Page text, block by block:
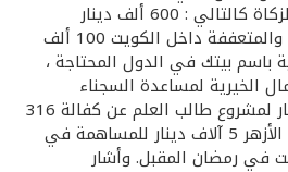
تقديمه سنويا إلى بيت الزكاة كالتالي : 600 ألف دينار
لمساعدة الأسر المحتاجة والمتعففة داخل الكويت 100 ألف
باسم بيتك في الدول المحتاجة ،
الخيرية لمساعدة السجناء
والمحتاجين ، 95 ألف دينار لمشروع طالب العلم عن كفالة 316
طالب علم شرعي بجامعة الأزهر 5 آلاف دينار للمساهمة في
في رمضان المقبل. وأشار